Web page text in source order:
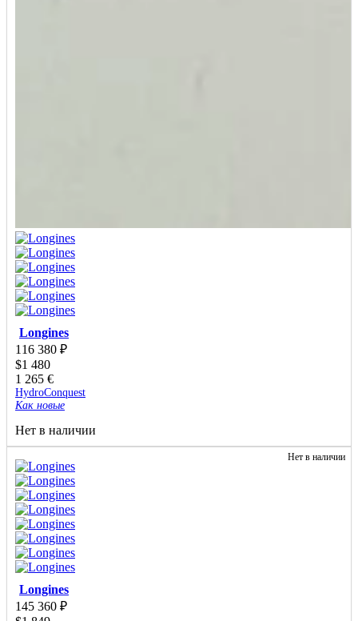
Longines
116 380 ₽
$1 480
1 265 €
HydroConquest
Как новые
Нет в наличии
Нет в наличии
Longines
145 360 ₽